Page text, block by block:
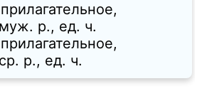
p., ед. ч.
p., ед. ч.